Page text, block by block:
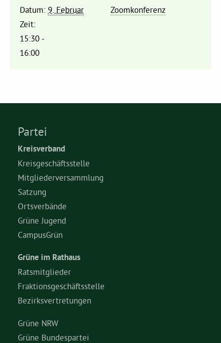
Ratsfraktion
Ratsmitglieder 2025 – 2030
Aktiv werden
Termine
Arbeitsgruppen
Mitglied werden
Kommunalpolitik
Engagement-Sprechstunde
Datum: 9. Februar
Zeit:
15:30 -
16:00
Zoomkonferenz
Partei
Kreisverband
Kreisgeschäftsstelle
Mitgliederversammlung
Satzung
Ortsverbände
Grüne Jugend
CampusGrün
Grüne im Rathaus
Ratsmitglieder
Fraktionsgeschäftsstelle
Bezirksvertretungen
Grüne NRW
Grüne Bundespartei